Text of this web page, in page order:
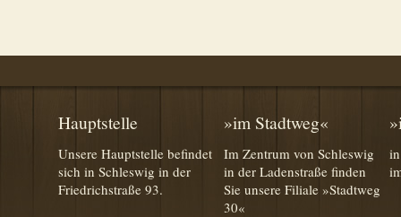
Hauptstelle
Unsere Hauptstelle befindet
sich in Schleswig in der
Friedrichstraße 93.
»im Stadtweg«
Im Zentrum von Schleswig
in der Ladenstraße finden
Sie unsere Filiale »Stadtweg
30«